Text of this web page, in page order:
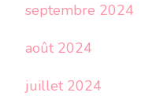
septembre 2024
août 2024
juillet 2024